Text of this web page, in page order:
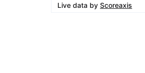
Live data by Scoreaxis